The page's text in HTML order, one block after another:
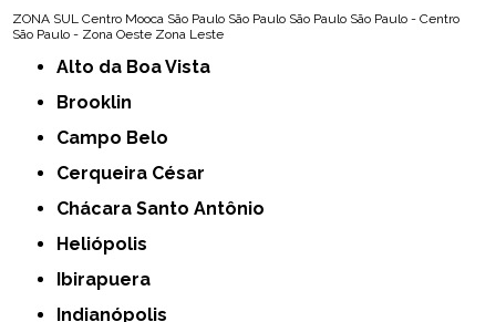
ZONA SUL Centro Mooca São Paulo São Paulo São Paulo São Paulo - Centro
São Paulo - Zona Oeste Zona Leste
Alto da Boa Vista
Brooklin
Campo Belo
Cerqueira César
Chácara Santo Antônio
Heliópolis
Ibirapuera
Indianópolis